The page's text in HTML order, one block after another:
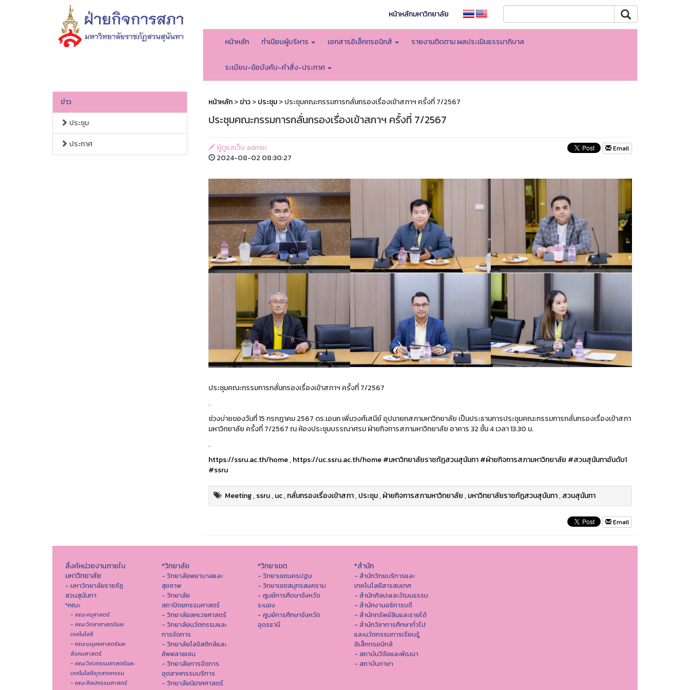
หน้าหลักมหาวิทยาลัย
หน้าหลัก ทำเนียบผู้บริหาร เอกสารอิเล็กทรอนิกส์ รายงานติดตาม ผลประเมินธรรมาภิบาล
ระเบียบ-ข้อบังคับ-คำสั่ง-ประกาศ
ข่าว
ประชุม
ประกาศ
หน้าหลัก>ข่าว>ประชุม> ประชุมคณะกรรมการกลั่นกรองเรื่องเข้าสภาฯ ครั้งที่ 7/2567
ประชุมคณะกรรมการกลั่นกรองเรื่องเข้าสภาฯ ครั้งที่ 7/2567
ผู้ดูแลเว็บ admin
2024-08-02 08:30:27
Email
ประชุมคณะกรรมการกลั่นกรองเรื่องเข้าสภาฯ ครั้งที่ 7/2567
.
ช่วงบ่ายของวันที่ 15 กรกฎาคม 2567 ดร.เอนก เพิ่มวงศ์เสนีย์ อุปนายกสภามหาวิทยาลัย เป็นประธานการประชุมคณะกรรมการกลั่นกรองเรื่องเข้าสภา
มหาวิทยาลัย ครั้งที่ 7/2567 ณ ห้องประชุมบรรณาศรม ฝ่ายกิจการสภามหาวิทยาลัย อาคาร 32 ชั้น 4 เวลา 13.30 น.
.
https://ssru.ac.th/home,https://uc.ssru.ac.th/home #มหาวิทยาลัยราชภัฏสวนสุนันทา #ฝ่ายกิจการสภามหาวิทยาลัย #สวนสุนันทาอันดับ1
#ssru
Meeting,ssru,uc,กลั่นกรองเรื่องเข้าสภา,ประชุม,ฝ่ายกิจการสภามหาวิทยาลัย,มหาวิทยาลัยราชภัฏสวนสุนันทา,สวนสุนันทา
Email
ลิ้งค์หน่วยงานภายใน
มหาวิทยาลัย
- มหาวิทยาลัยราชภัฏ
สวนสุนันทา
*คณะ
- คณะครุศาสตร์
- คณะวิทยาศาสตร์และ
เทคโนโลยี
- คณะมนุษยศาสตร์และ
สังคมศาสตร์
- คณะวิศวกรรมศาสตร์และ
เทคโนโลยีอุตสาหกรรม
- คณะศิลปกรรมศาสตร์
*วิทยาลัย
- วิทยาลัยพยาบาลและ
สุขภาพ
- วิทยาลัย
สถาปัตยกรรมศาสตร์
- วิทยาลัยสหเวชศาสตร์
- วิทยาลัยนวัตกรรมและ
การจัดการ
- วิทยาลัยโลจิสติกส์และ
ซัพพลายเชน
- วิทยาลัยการจัดการ
อุตสาหกรรมบริการ
- วิทยาลัยนิเทศศาสตร์
*วิทยาเขต
- วิทยาเขตนครปฐม
- วิทยาเขตสมุทรสงคราม
- ศูนย์การศึดษาจังหวัด
ระนอง
- ศูนย์การศึกษาจังหวัด
อุดรธานี
*สำนัก
- สำนักวิทยบริการและ
เทคโนโลยีสารสนเทศ
- สํานักศิลปะและวัฒนธรรม
- สำนักงานอธิการบดี
- สำนักทรัพย์สินและรายได้
- สำนักวิชาการศึกษาทั่วไป
และนวัตกรรมการเรียนรู้
อิเล็กทรอนิกส์
- สถาบันวิจัยและพัฒนา
- สถาบันภาษา